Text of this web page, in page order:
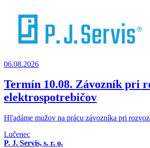
06.08.2026
Termín 10.08. Závozník pri
elektrospotrebičov
Hľadáme mužov na prácu závozníka pri
Lučenec
P. J. Servis, s. r. o.